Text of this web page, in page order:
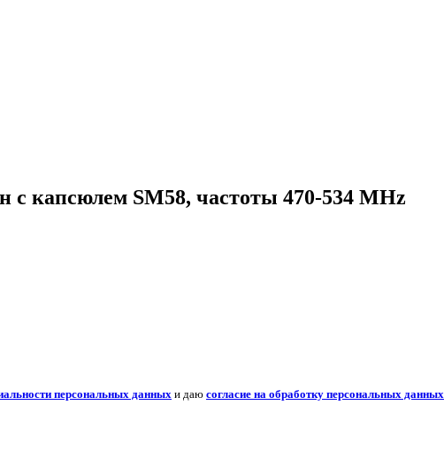
капсюлем SM58, частоты 470-534 MHz
персональных данных и даю согласие на обработку персональных данных